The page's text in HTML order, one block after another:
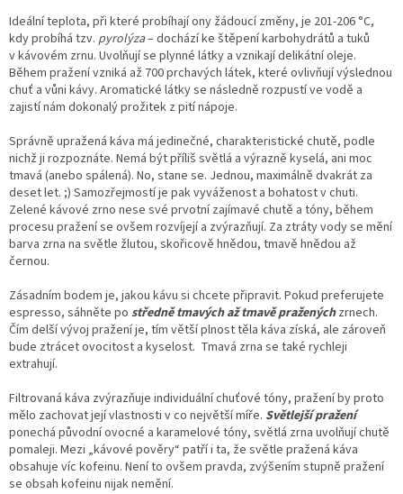
Ideální teplota, při které probíhají ony žádoucí změny, je 201-206 °C,
kdy probíhá tzv. pyrolýza– dochází ke štěpení karbohydrátů a tuků
v kávovém zrnu. Uvolňují se plynné látky a vznikají delikátní oleje.
Během pražení vzniká až 700 prchavých látek, které ovlivňují výslednou
chuť a vůni kávy. Aromatické látky se následně rozpustí ve vodě a
zajistí nám dokonalý prožitek z pití nápoje.
Správně upražená káva má jedinečné, charakteristické chutě, podle
nichž ji rozpoznáte. Nemá být příliš světlá a výrazně kyselá, ani moc
tmavá (anebo spálená). No, stane se. Jednou, maximálně dvakrát za
deset let. ;) Samozřejmostí je pak vyváženost a bohatost v chuti.
Zelené kávové zrno nese své prvotní zajímavé chutě a tóny, během
procesu pražení se ovšem rozvíjejí a zvýrazňují. Za ztráty vody se mění
barva zrna na světle žlutou, skořicově hnědou, tmavě hnědou až
černou.
Zásadním bodem je, jakou kávu si chcete připravit. Pokud preferujete
espresso, sáhněte po středně tmavých až tmavě praženýchzrnech.
Čím delší vývoj pražení je, tím větší plnost těla káva získá, ale zároveň
bude ztrácet ovocitost a kyselost. Tmavá zrna se také rychleji
extrahují.
Filtrovaná káva zvýrazňuje individuální chuťové tóny, pražení by proto
mělo zachovat její vlastnosti v co největší míře. Světlejší pražení
ponechá původní ovocné a karamelové tóny, světlá zrna uvolňují chutě
pomaleji. Mezi „kávové pověry“ patří i ta, že světle pražená káva
obsahuje víc kofeinu. Není to ovšem pravda, zvýšením stupně pražení
se obsah kofeinu nijak nemění.